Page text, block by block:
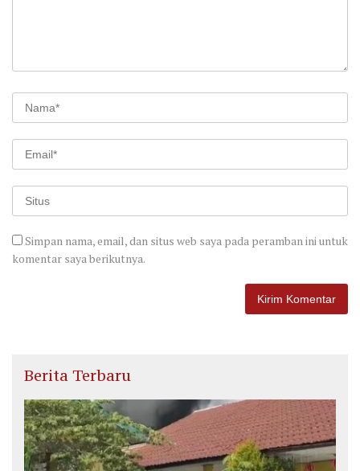
Simpan nama, email, dan situs web saya pada peramban ini untuk
komentar saya berikutnya.
Berita Terbaru